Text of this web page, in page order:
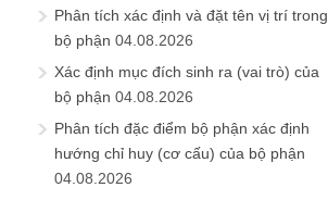
Phân tích xác định và đặt tên vị trí trong
bộ phận 04.08.2026
Xác định mục đích sinh ra (vai trò) của
bộ phận 04.08.2026
Phân tích đặc điểm bộ phận xác định
hướng chỉ huy (cơ cấu) của bộ phận
04.08.2026